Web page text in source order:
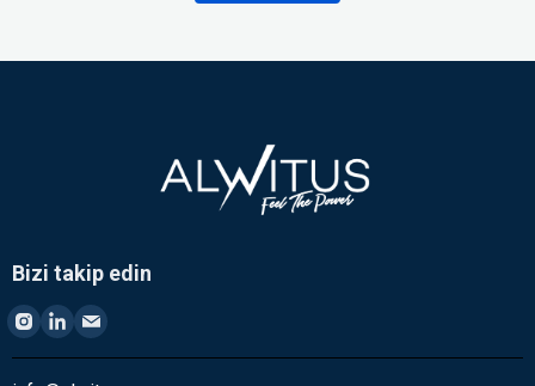
Bizi takip edin